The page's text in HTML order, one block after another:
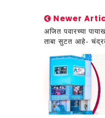
Newer
अजित पवारच्या
ताबा सुटत आहे-